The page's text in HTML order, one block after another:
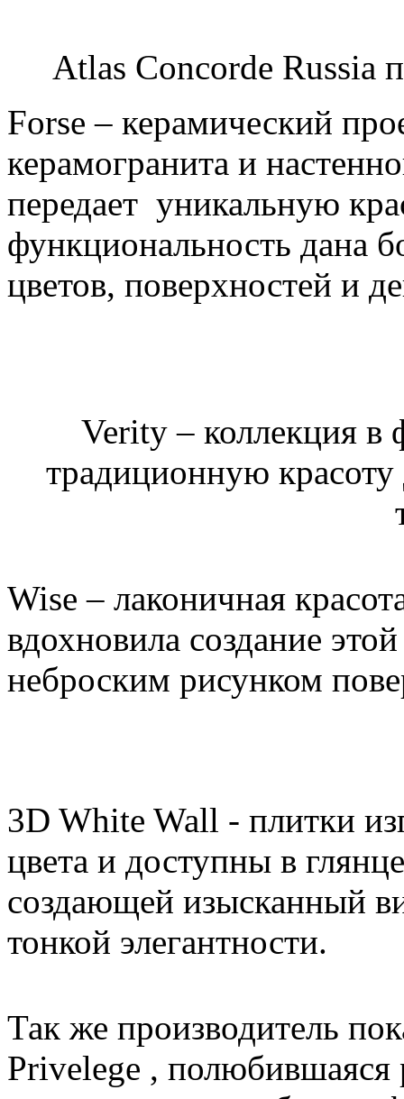
Atlas Concorde Russia
Forse – керамический
керамогранита и
передает уникальную
функциональность дана
цветов, поверхностей и
Verity – коллекция в
традиционную
Wise – лаконичная
вдохновила создание
неброским рисунком
3D White Wall - плитки
цвета и доступны в
создающей изысканный
тонкой элегантности.
Так же производитель
Privelege ,